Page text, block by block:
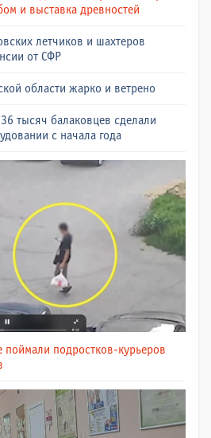
и выставка древностей
летчиков и шахтеров
от СФР
области жарко и ветрено
тысяч балаковцев сделали
с начала года
поймали подростков-курьеров